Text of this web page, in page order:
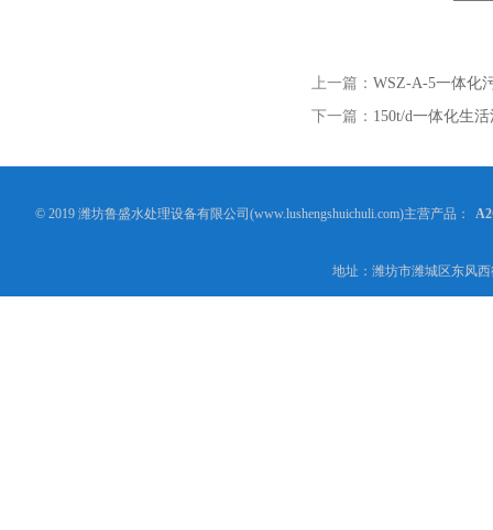
上一篇： WSZ-A-5一体化
下一篇： 150t/d一体化生
© 2019 潍坊鲁盛水处理设备有限公司(www.lushengshuichuli.com)主营产品：
地址：潍坊市潍城区东风